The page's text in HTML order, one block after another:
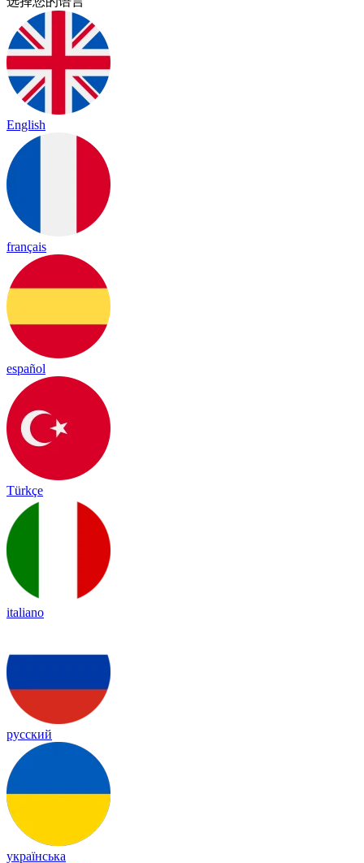
English
français
español
Türkçe
italiano
русский
українська